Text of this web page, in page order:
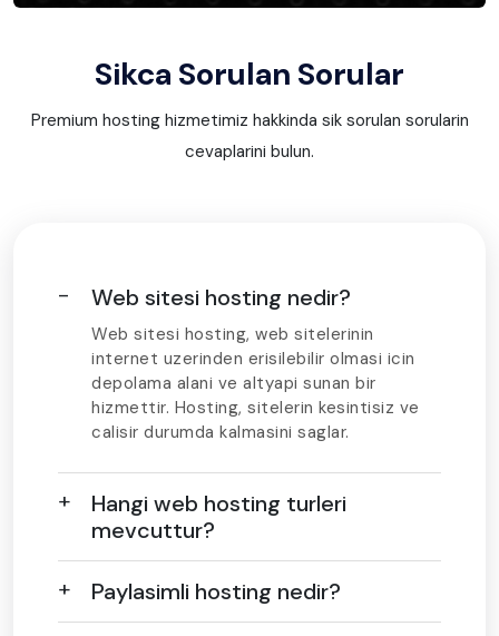
Sikca Sorulan Sorular
Premium hosting hizmetimiz hakkinda sik sorulan sorularin
cevaplarini bulun.
Web sitesi hosting nedir?
Web sitesi hosting, web sitelerinin
internet uzerinden erisilebilir olmasi icin
depolama alani ve altyapi sunan bir
hizmettir. Hosting, sitelerin kesintisiz ve
calisir durumda kalmasini saglar.
Hangi web hosting turleri
mevcuttur?
Paylasimli hosting nedir?